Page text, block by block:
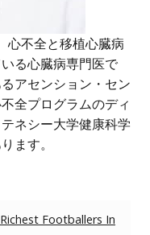
心不全と移植心臓病
る心臓病専門医で
アセンション・セン
全プログラムのディ
ネシー大学健康科学
ます。
Footballers In